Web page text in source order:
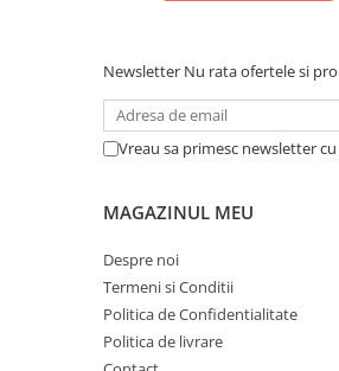
Newsletter Nu rata ofertele si
Vreau sa primesc newsletter
MAGAZINUL MEU
Despre noi
Termeni si Conditii
Politica de Confidentialitate
Politica de livrare